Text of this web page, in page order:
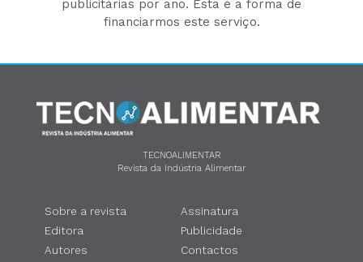
publicitárias por ano. Esta é a forma de
financiarmos este serviço.
TECNOALIMENTAR
Revista da Indústria Alimentar
Sobre a revista
Editora
Autores
Assinatura
Publicidade
Contactos